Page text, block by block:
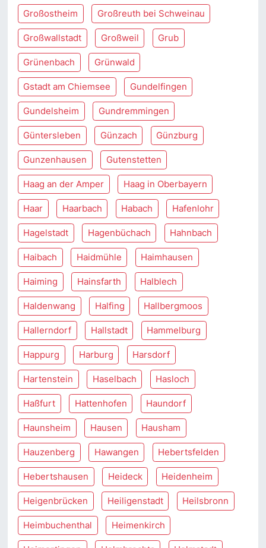
Großostheim Großreuth bei Schweinau
Großwallstadt Großweil Grub
Grünenbach Grünwald
Gstadt am Chiemsee Gundelfingen
Gundelsheim Gundremmingen
Güntersleben Günzach Günzburg
Gunzenhausen Gutenstetten
Haag an der Amper Haag in Oberbayern
Haar Haarbach Habach Hafenlohr
Hagelstadt Hagenbüchach Hahnbach
Haibach Haidmühle Haimhausen
Haiming Hainsfarth Halblech
Haldenwang Halfing Hallbergmoos
Hallerndorf Hallstadt Hammelburg
Happurg Harburg Harsdorf
Hartenstein Haselbach Hasloch
Haßfurt Hattenhofen Haundorf
Haunsheim Hausen Hausham
Hauzenberg Hawangen Hebertsfelden
Hebertshausen Heideck Heidenheim
Heigenbrücken Heiligenstadt Heilsbronn
Heimbuchenthal Heimenkirch